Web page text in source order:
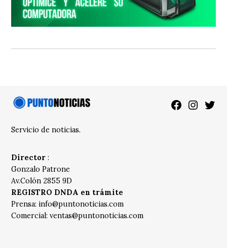
Facebook
Servicio de noticias.
Director :
Gonzalo Patrone
Av.Colón 2855 9D
REGISTRO DNDA en trámite
Prensa: info@puntonoticias.com
Comercial:ventas@puntonoticias.com